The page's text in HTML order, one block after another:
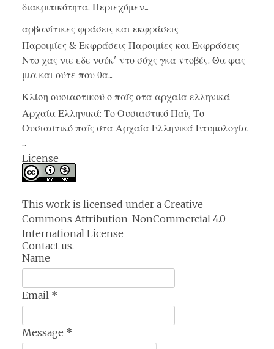
διακριτικότητα. Περιεχόμεν...
αρβανίτικες φράσεις και εκφράσεις
Παροιμίες & Εκφράσεις Παροιμίες και Εκφράσεις
Ντο χας νιε εδε νούκ' ντο σόχς γκα ντοβές. Θα φας
μια και ούτε που θα...
Κλίση ουσιαστικού ο παῖς στα αρχαία ελληνικά
Αρχαία Ελληνικά: Το Ουσιαστικό Παῖς Το
Ουσιαστικό παῖς στα Αρχαία Ελληνικά Ετυμολογία
...
License
This work is licensed under a Creative
Commons Attribution-NonCommercial 4.0
International License
Contact us.
Name
Email *
Message *